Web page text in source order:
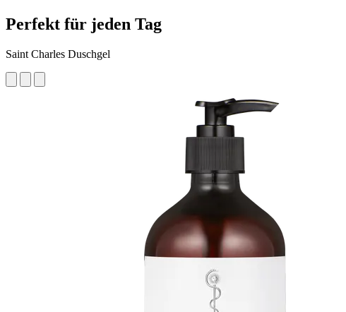
Perfekt für jeden Tag
Saint Charles Duschgel